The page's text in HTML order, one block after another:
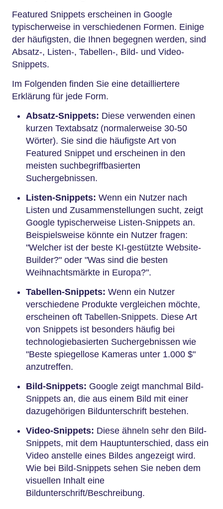
Featured Snippets erscheinen in Google
typischerweise in verschiedenen Formen. Einige
der häufigsten, die Ihnen begegnen werden, sind
Absatz-, Listen-, Tabellen-, Bild- und Video-
Snippets.
Im Folgenden finden Sie eine detailliertere
Erklärung für jede Form.
Absatz-Snippets: Diese verwenden einen
kurzen Textabsatz (normalerweise 30-50
Wörter). Sie sind die häufigste Art von
Featured Snippet und erscheinen in den
meisten suchbegriffbasierten
Suchergebnissen.
Listen-Snippets: Wenn ein Nutzer nach
Listen und Zusammenstellungen sucht, zeigt
Google typischerweise Listen-Snippets an.
Beispielsweise könnte ein Nutzer fragen:
"Welcher ist der beste KI-gestützte Website-
Builder?" oder "Was sind die besten
Weihnachtsmärkte in Europa?".
Tabellen-Snippets: Wenn ein Nutzer
verschiedene Produkte vergleichen möchte,
erscheinen oft Tabellen-Snippets. Diese Art
von Snippets ist besonders häufig bei
technologiebasierten Suchergebnissen wie
"Beste spiegellose Kameras unter 1.000 $"
anzutreffen.
Bild-Snippets: Google zeigt manchmal Bild-
Snippets an, die aus einem Bild mit einer
dazugehörigen Bildunterschrift bestehen.
Video-Snippets: Diese ähneln sehr den Bild-
Snippets, mit dem Hauptunterschied, dass ein
Video anstelle eines Bildes angezeigt wird.
Wie bei Bild-Snippets sehen Sie neben dem
visuellen Inhalt eine
Bildunterschrift/Beschreibung.